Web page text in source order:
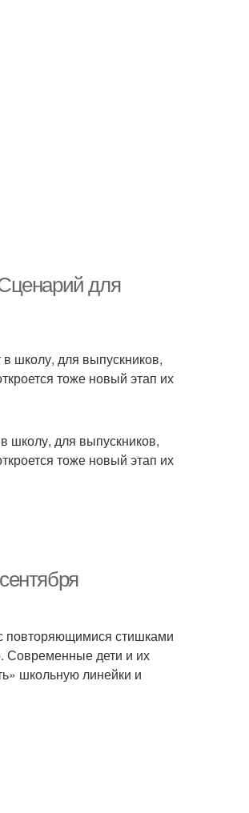
для
школу, для выпускников,
тоже новый этап их
школу, для выпускников,
тоже новый этап их
повторяющимися стишками
Современные дети и их
школьную линейки и